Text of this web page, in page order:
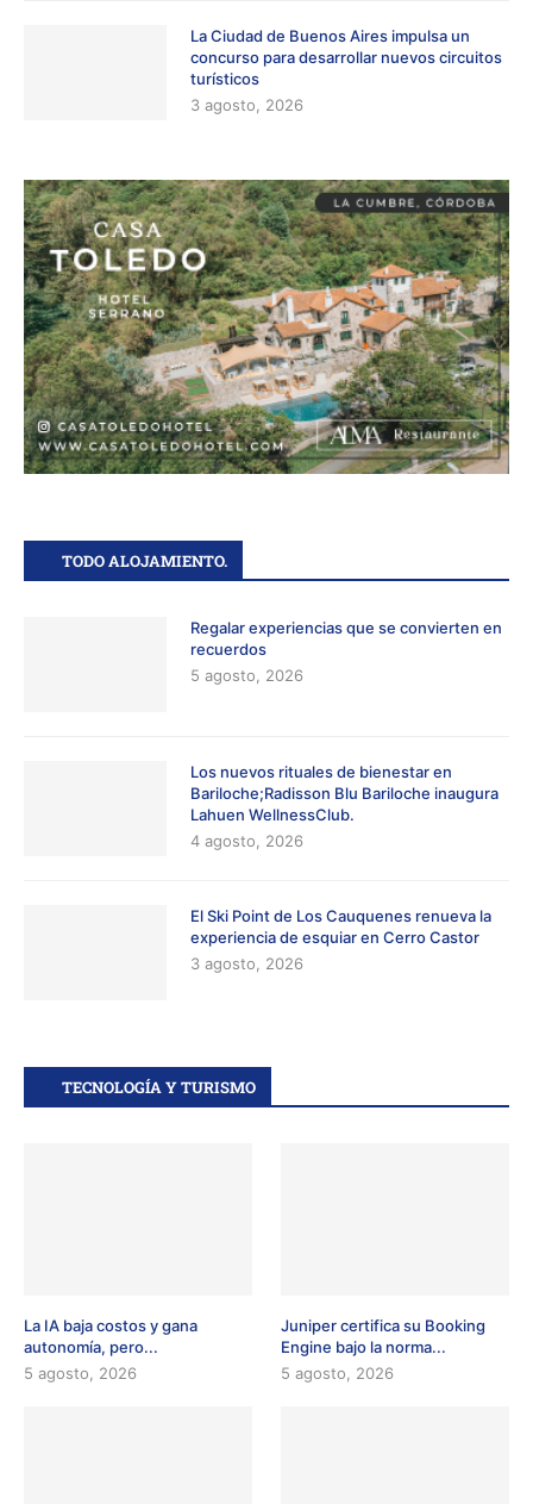
La Ciudad de Buenos Aires impulsa un
concurso para desarrollar nuevos circuitos
turísticos
3 agosto, 2026
TODO ALOJAMIENTO.
Regalar experiencias que se convierten en
recuerdos
5 agosto, 2026
Los nuevos rituales de bienestar en
Bariloche;Radisson Blu Bariloche inaugura
Lahuen WellnessClub.
4 agosto, 2026
El Ski Point de Los Cauquenes renueva la
experiencia de esquiar en Cerro Castor
3 agosto, 2026
TECNOLOGÍA Y TURISMO
La IA baja costos y gana
autonomía, pero...
5 agosto, 2026
Juniper certifica su Booking
Engine bajo la norma...
5 agosto, 2026